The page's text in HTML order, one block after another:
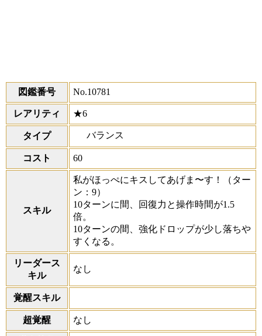
図鑑番号 No.10781
レアリティ ★6
タイプ バランス
コスト 60
スキル
私がほっぺにキスしてあげま〜す！
（ター
ン：9）
10ターンに間、回復力と操作時間が1.5
倍。
10ターンの間、強化ドロップが少し落ちや
すくなる。
リーダース
キル
なし
覚醒スキル
超覚醒 なし